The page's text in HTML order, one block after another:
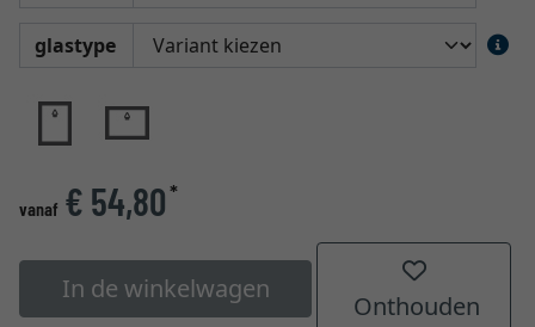
glastype
vanaf € 54,80*
In de winkelwagen
Onthouden